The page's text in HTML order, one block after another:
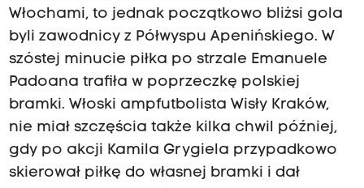
Włochami, to jednak początkowo bliżsi gola
byli zawodnicy z Półwyspu Apenińskiego. W
szóstej minucie piłka po strzale Emanuele
Padoana trafiła w poprzeczkę polskiej
bramki. Włoski ampfutbolista Wisły Kraków,
nie miał szczęścia także kilka chwil później,
gdy po akcji Kamila Grygiela przypadkowo
skierował piłkę do własnej bramki i dał